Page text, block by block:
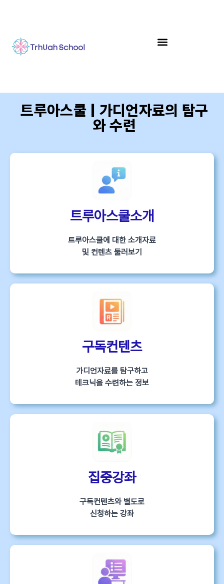
트루아스쿨 | 가디언자료의 탐구
와 수련
트루아스쿨소개
트루아스쿨에 대한 소개자료
및 컨텐츠 둘러보기
구독컨텐츠
가디언자료를 탐구하고
테크닉을 수련하는 정보
집중강좌
구독컨텐츠와 별도로
신청하는 강좌